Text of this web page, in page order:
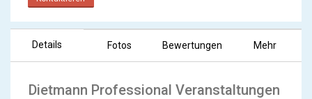
Details Fotos Bewertungen Mehr
Dietmann Professional Veranstaltungen